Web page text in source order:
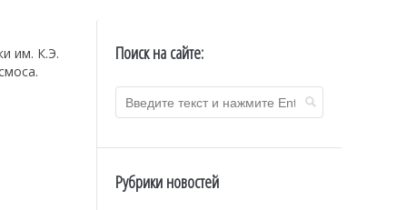
им. К.Э.
Поиск на сайте:
Рубрики новостей